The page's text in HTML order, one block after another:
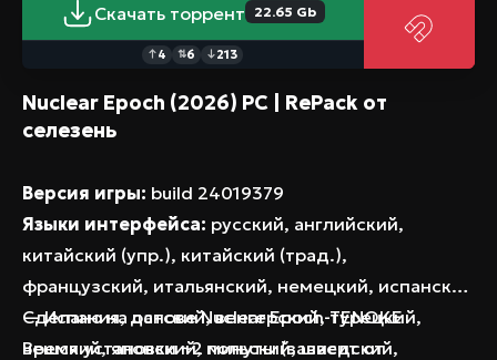
Скачать торрент 22.65 Gb
↑4 ⇅6 ↓213
Nuclear Epoch (2026) PC | RePack от
селезень
Версия игры: build 24019379
Языки интерфейса: русский, английский,
китайский (упр.), китайский (трад.),
французский, итальянский, немецкий, испанский
— Испания, датский, венгерский, турецкий,
чешский, японский, польский, шведский,
Сделано на основе Nuclear Epoch-TENOKE
Время установки ~2 минуты (зависит от